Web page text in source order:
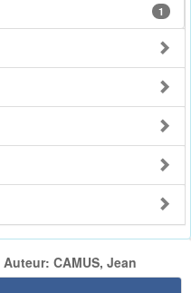
1
CAMUS, Jean